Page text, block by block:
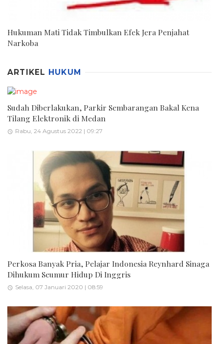
Hukuman Mati Tidak Timbulkan Efek Jera Penjahat
Narkoba
ARTIKEL HUKUM
Sudah Diberlakukan, Parkir Sembarangan Bakal Kena
Tilang Elektronik di Medan
Rabu, 24 Agustus 2022 | 09:27
Perkosa Banyak Pria, Pelajar Indonesia Reynhard Sinaga
Dihukum Seumur Hidup Di Inggris
Selasa, 07 Januari 2020 | 08:59